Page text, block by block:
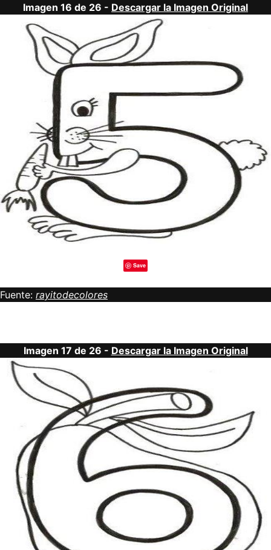
Imagen 16 de 26 - Descargar la Imagen Original
Save
Fuente: rayitodecolores
Imagen 17 de 26 - Descargar la Imagen Original